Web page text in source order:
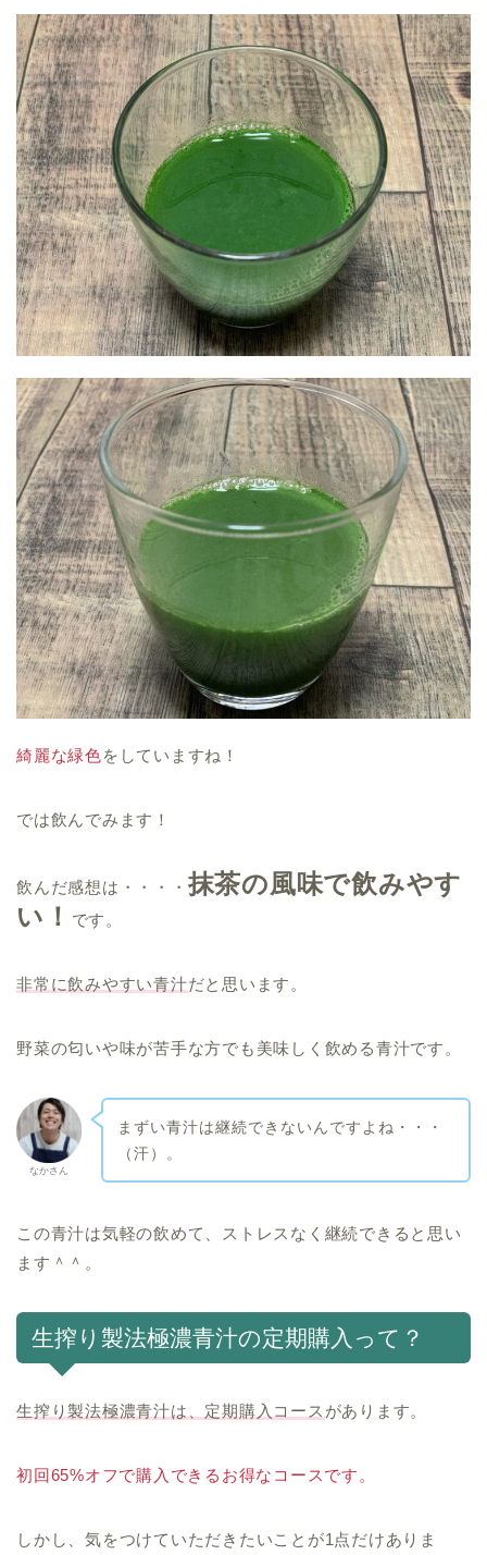
綺麗な緑色をしていますね！
では飲んでみます！
飲んだ感想は・・・・ 抹茶の風味で飲みやす
い！
です。
非常に飲みやすい青汁だと思います。
野菜の匂いや味が苦手な方でも美味しく飲める青汁です。
なかさん
まずい青汁は継続できないんですよね・・・
（汗）。
この青汁は気軽の飲めて、ストレスなく継続できると思い
ます＾＾。
生搾り製法極濃青汁の定期購入って？
生搾り製法極濃青汁は、定期購入コース があります。
初回65%オフで購入できるお得なコースです。
しかし、気をつけていただきたいことが1点だけありま